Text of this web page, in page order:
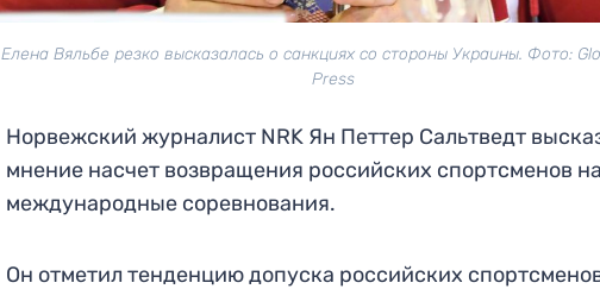
Елена Вяльбе резко высказалась о санкциях со стороны Украины. Фото:
Press
Норвежский журналист NRK Ян Петтер Сальтведт
мнение насчет возвращения российских спортсменов
международные соревнования.
Он отметил тенденцию допуска российских